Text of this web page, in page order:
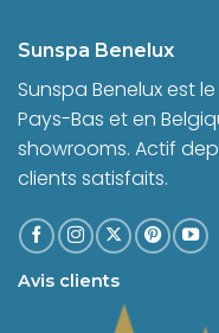
Sunspa Benelux
Sunspa Benelux est
Pays-Bas et en
showrooms. Actif
clients satisfaits.
Avis clients